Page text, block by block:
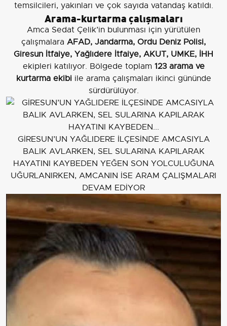
temsilcileri, yakınları ve çok sayıda vatandaş katıldı.
Arama-kurtarma çalışmaları
Amca Sedat Çelik’in bulunması için yürütülen
çalışmalara AFAD, Jandarma, Ordu Deniz Polisi,
Giresun İtfaiye, Yağlıdere İtfaiye, AKUT, UMKE, İHH
ekipleri katılıyor. Bölgede toplam 123 arama ve
kurtarma ekibiile arama çalışmaları ikinci gününde
sürdürülüyor.
GİRESUN’UN YAĞLIDERE İLÇESİNDE AMCASIYLA
BALIK AVLARKEN, SEL SULARINA KAPILARAK
HAYATINI KAYBEDEN YEĞEN SON YOLCULUĞUNA
UĞURLANIRKEN, AMCANIN İSE ARAM ÇALIŞMALARI
DEVAM EDİYOR